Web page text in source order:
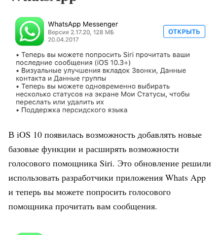
В iOS 10 появилась возможность добавлять новые
базовые функции и расширять возможности
голосового помощника Siri. Это обновление решили
использовать разработчики приложения Whats App
и теперь вы можете попросить голосового
помощника прочитать вам сообщения.